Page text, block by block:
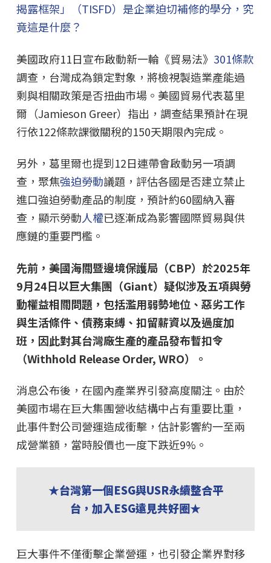
揭露框架」（TISFD）是企業迫切補修的學分，究
竟這是什麼？
美國政府11日宣布啟動新一輪《貿易法》 301條款
調查，台灣成為鎖定對象，將檢視製造業產能過
剩與相關政策是否扭曲市場。美國貿易代表葛里
爾（Jamieson Greer）指出，調查結果預計在現
行依122條款課徵關稅的150天期限內完成。
另外，葛里爾也提到12日連帶會啟動另一項調
查，聚焦強迫勞動議題，評估各國是否建立禁止
進口強迫勞動產品的制度，預計約60國納入審
查，顯示勞動人權已逐漸成為影響國際貿易與供
應鏈的重要門檻。
先前，美國海關暨邊境保護局（CBP）於2025年
9月24日以巨大集團（Giant）疑似涉及五項與勞
動權益相關問題，包括濫用弱勢地位、惡劣工作
與生活條件、債務束縛、扣留薪資以及過度加
班，因此對其台灣廠生產的產品發布暫扣令
（Withhold Release Order, WRO）。
消息公布後，在國內產業界引發高度關注。由於
美國市場在巨大集團營收結構中占有重要比重，
此事件對公司營運造成衝擊，估計影響約一至兩
成營業額，當時股價也一度下跌近9%。
★台灣第一個ESG與USR永續整合平
台，加入ESG遠見共好圈★
巨大事件不僅衝擊企業營運，也引發企業界對移